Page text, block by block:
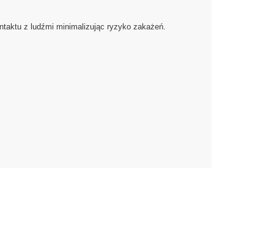
z ludźmi minimalizując ryzyko zakażeń.